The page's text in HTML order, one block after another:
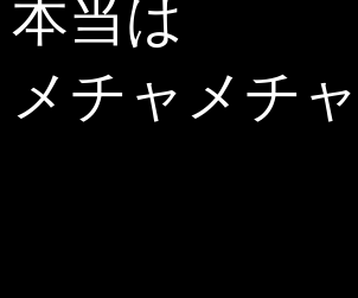
本当は
メチャメチ